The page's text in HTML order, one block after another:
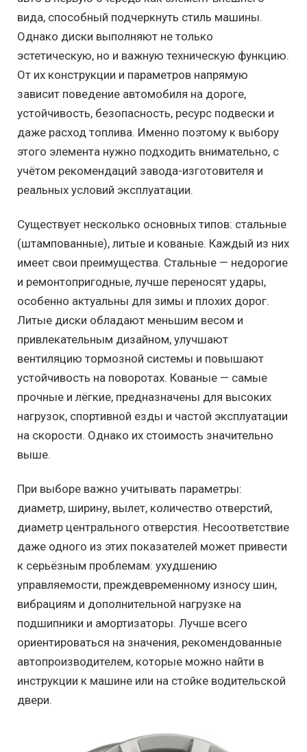
вида, способный подчеркнуть стиль машины.
Однако диски выполняют не только
эстетическую, но и важную техническую функцию.
От их конструкции и параметров напрямую
зависит поведение автомобиля на дороге,
устойчивость, безопасность, ресурс подвески и
даже расход топлива. Именно поэтому к выбору
этого элемента нужно подходить внимательно, с
учётом рекомендаций завода-изготовителя и
реальных условий эксплуатации.
Существует несколько основных типов: стальные
(штампованные), литые и кованые. Каждый из них
имеет свои преимущества. Стальные — недорогие
и ремонтопригодные, лучше переносят удары,
особенно актуальны для зимы и плохих дорог.
Литые диски обладают меньшим весом и
привлекательным дизайном, улучшают
вентиляцию тормозной системы и повышают
устойчивость на поворотах. Кованые — самые
прочные и лёгкие, предназначены для высоких
нагрузок, спортивной езды и частой эксплуатации
на скорости. Однако их стоимость значительно
выше.
При выборе важно учитывать параметры:
диаметр, ширину, вылет, количество отверстий,
диаметр центрального отверстия. Несоответствие
даже одного из этих показателей может привести
к серьёзным проблемам: ухудшению
управляемости, преждевременному износу шин,
вибрациям и дополнительной нагрузке на
подшипники и амортизаторы. Лучше всего
ориентироваться на значения, рекомендованные
автопроизводителем, которые можно найти в
инструкции к машине или на стойке водительской
двери.